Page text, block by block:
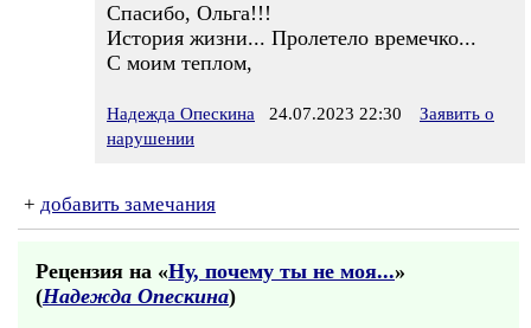
Спасибо, Ольга!!!
История жизни... Пролетело времечко...
С моим теплом,
Надежда Опескина 24.07.2023 22:30
Заявить о
нарушении
+ добавить замечания
Рецензия на «Ну, почему ты не моя...»
(Надежда Опескина)